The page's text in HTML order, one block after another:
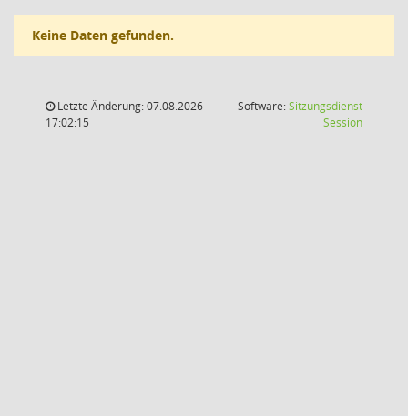
Keine Daten gefunden.
Letzte Änderung: 07.08.2026
17:02:15
Software:Sitzungsdienst
Session(Wird in